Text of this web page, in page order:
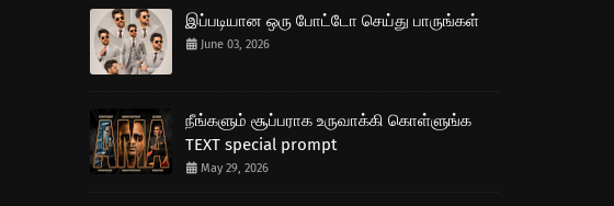
இப்படியான ஒரு போட்டோ செய்து பாருங்கள்
June 03, 2026
நீங்களும் சூப்பராக உருவாக்கி கொள்ளுங்க
TEXT special prompt
May 29, 2026